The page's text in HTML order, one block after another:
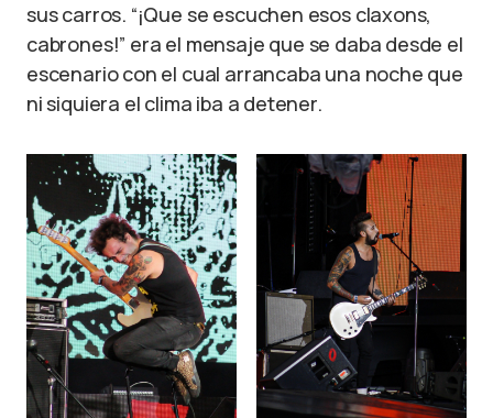
sus carros. “¡Que se escuchen esos claxons,
cabrones!” era el mensaje que se daba desde el
escenario con el cual arrancaba una noche que
ni siquiera el clima iba a detener.